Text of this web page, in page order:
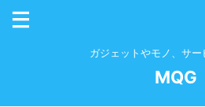
ガジェットやモノ、サ
MQG